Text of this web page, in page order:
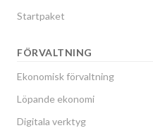
Startpaket
FÖRVALTNING
Ekonomisk förvaltning
Löpande ekonomi
Digitala verktyg